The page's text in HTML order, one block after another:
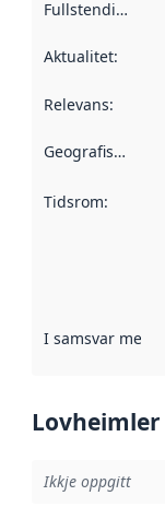
Fullstendigheit
Aktualitet:
Relevans:
Geografisk område
Tidsrom:
I samsvar med
Lovheimler
Ikkje oppgitt